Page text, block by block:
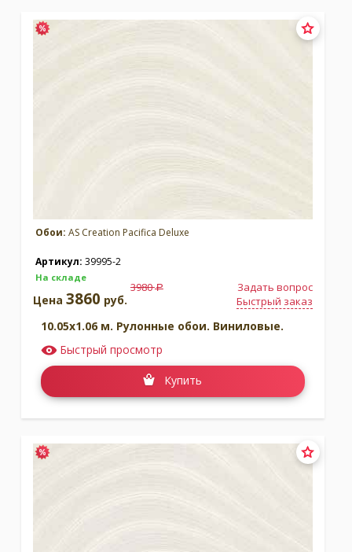
Обои: AS Creation Pacifica Deluxe
Артикул: 39995-2
На складе
Задать вопрос
Быстрый заказ
Цена 3860 руб.
3980a
10.05x1.06 м. Рулонные обои. Виниловые.
Быстрый просмотр
Купить